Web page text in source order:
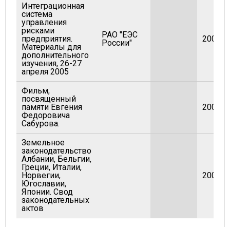
Интеграционная
система
управления
рисками
предприятия.
Материалы для
дополнительного
изучения, 26-27
апреля 2005
РАО "ЕЭС
России"
2005
Фильм,
посвященный
памяти Евгения
Федоровича
Сабурова.
2009
Земельное
законодательство
Албании, Бельгии,
Греции, Италии,
Норвегии,
Югославии,
Японии. Свод
законодательных
актов
2001